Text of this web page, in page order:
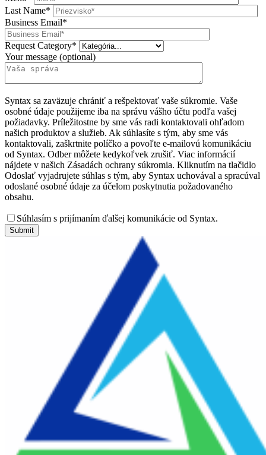
Last Name*
Business Email*
Request Category*
Your message (optional)
Syntax sa zaväzuje chrániť a rešpektovať vaše súkromie. Vaše
osobné údaje použijeme iba na správu vášho účtu podľa vašej
požiadavky. Príležitostne by sme vás radi kontaktovali ohľadom
našich produktov a služieb. Ak súhlasíte s tým, aby sme vás
kontaktovali, zaškrtnite políčko a povoľte e-mailovú komunikáciu
od Syntax. Odber môžete kedykoľvek zrušiť. Viac informácií
nájdete v našich Zásadách ochrany súkromia. Kliknutím na tlačidlo
Odoslať vyjadrujete súhlas s tým, aby Syntax uchovával a spracúval
odoslané osobné údaje za účelom poskytnutia požadovaného
obsahu.
Súhlasím s prijímaním ďalšej komunikácie od Syntax.